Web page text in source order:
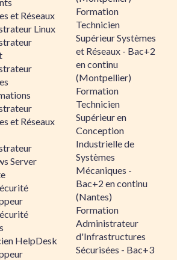
et Réseaux
Linux
et Réseaux
Server
HelpDesk
Formation
Technicien
Supérieur Systèmes
et Réseaux - Bac+2
en continu
(Montpellier)
Formation
Technicien
Supérieur en
Conception
Industrielle de
Systèmes
Mécaniques -
Bac+2 en continu
(Nantes)
Formation
Administrateur
d'Infrastructures
Sécurisées - Bac+3